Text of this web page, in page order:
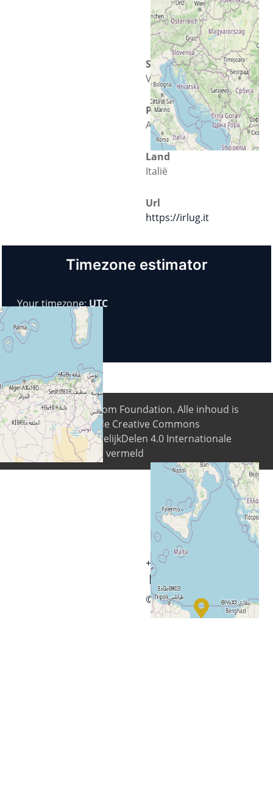
+−
© OpenStreetMap
Straat
Via N. Iannacone 29
Plaats
Avellino
Land
Italië
Url
https://irlug.it
Timezone estimator
Your timezone:UTC
© 2026Digital Freedom Foundation. Alle inhoud is
beschikbaar onder de Creative Commons
Naamsvermelding-GelijkDelen 4.0 Internationale
licentie tenzij anders vermeld